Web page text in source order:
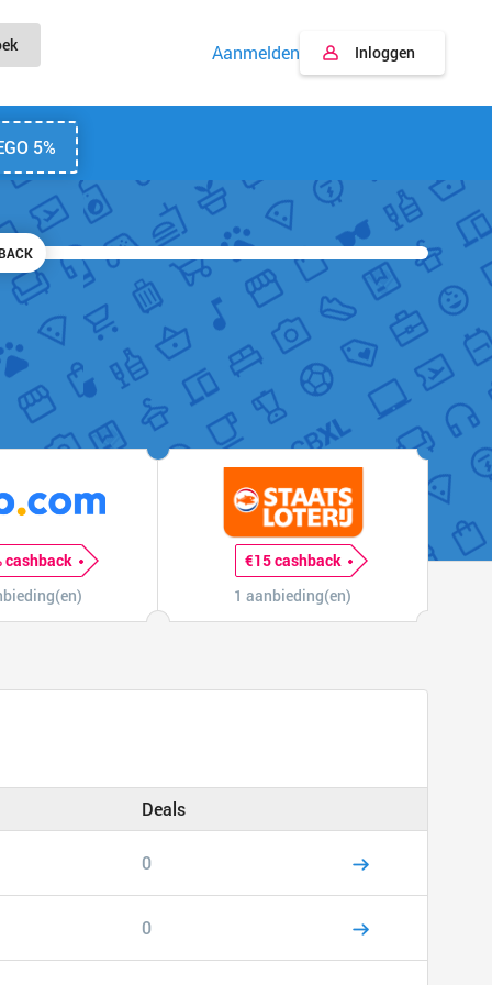
Aanmelden Inloggen
5%
cashback
€15 cashback
1 aanbieding(en)
Deals
0
0